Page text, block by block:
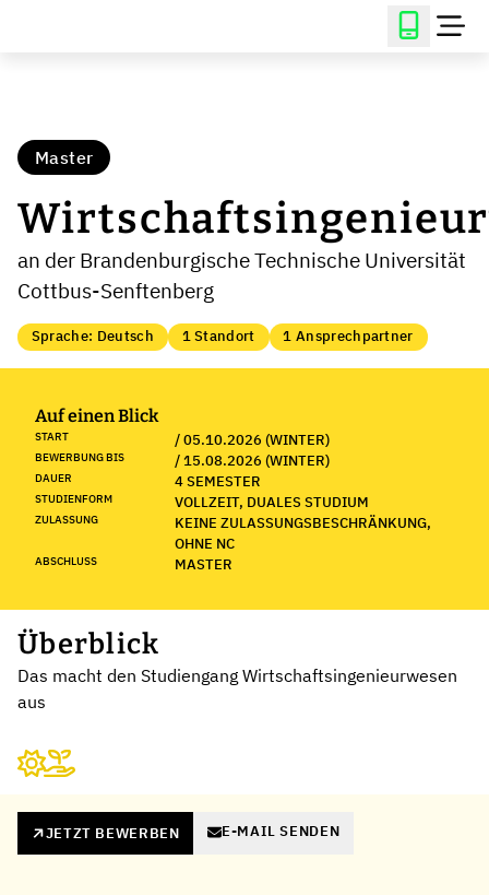
Master
an der Brandenburgische Technische Universität
Cottbus-Senftenberg
Sprache: Deutsch 1 Standort 1 Ansprechpartner
Auf einen Blick
START / 05.10.2026 (WINTER)
BEWERBUNG BIS / 15.08.2026 (WINTER)
DAUER 4 SEMESTER
STUDIENFORM VOLLZEIT, DUALES STUDIUM
ZULASSUNG
KEINE ZULASSUNGSBESCHRÄNKUNG,
OHNE NC
ABSCHLUSS MASTER
Überblick
Das macht den Studiengang Wirtschaftsingenieurwesen
aus
JETZT BEWERBEN E-MAIL SENDEN